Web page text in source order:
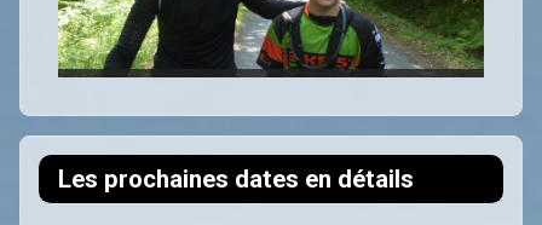
Les prochaines dates en détails